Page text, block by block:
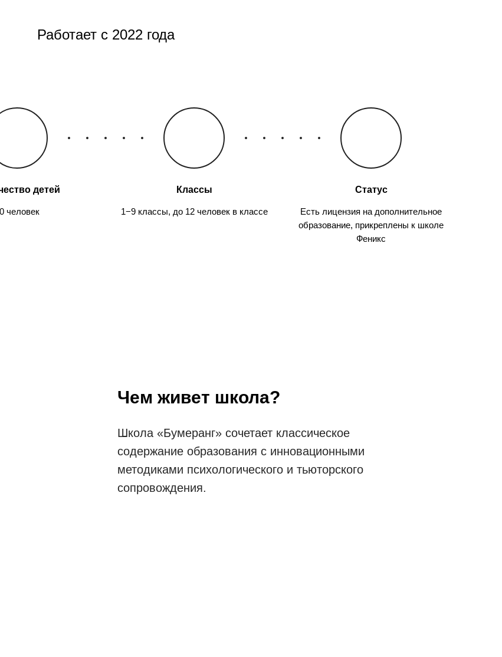
Работает с 2022 года
детей
человек
Классы
1−9 классы, до 12 человек в классе
Статус
Есть лицензия на дополнительное
образование, прикреплены к школе
Феникс
Чем живет школа?
Школа «Бумеранг» сочетает классическое
содержание образования с инновационными
методиками психологического и тьюторского
сопровождения.